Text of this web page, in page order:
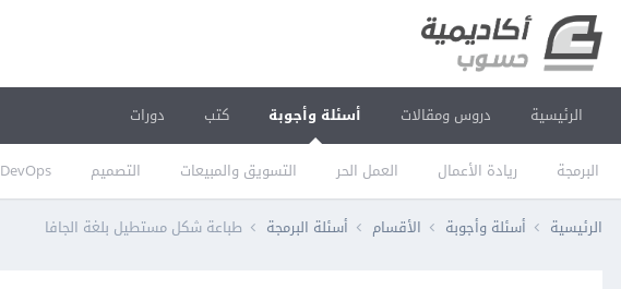
الرئيسية دروس ومقالات أسئلة وأجوبة
البرمجة ريادة الأعمال العمل الحر التسويق والمبيعات التصميم DevOps
كتب دورات
الرئيسية أسئلة وأجوبة الأقسام أسئلة البرمجة طباعة شكل مستطيل بلغة الجافا